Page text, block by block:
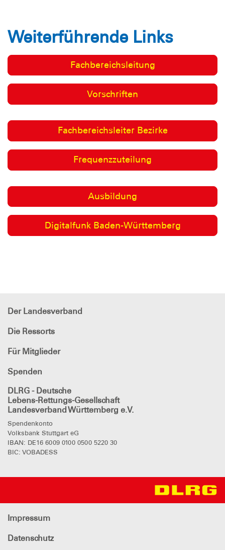
Weiterführende Links
Fachbereichsleitung
Vorschriften
Fachbereichsleiter Bezirke
Frequenzzuteilung
Ausbildung
Digitalfunk Baden-Württemberg
Der Landesverband
Die Ressorts
Für Mitglieder
Spenden
DLRG - Deutsche
Lebens-Rettungs-Gesellschaft
Landesverband Württemberg e.V.
Spendenkonto
Volksbank Stuttgart eG
IBAN: DE16 6009 0100 0500 5220 30
BIC: VOBADESS
Impressum
Datenschutz